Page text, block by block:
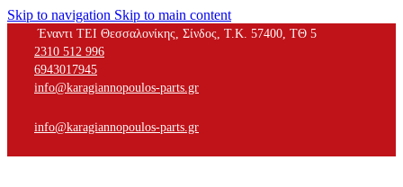
Skip to navigation Skip to main content
Έναντι ΤΕΙ Θεσσαλονίκης, Σίνδος, Τ.Κ. 57400, ΤΘ 5
2310 512 996
6943017945
info@karagiannopoulos-parts.gr
info@karagiannopoulos-parts.gr